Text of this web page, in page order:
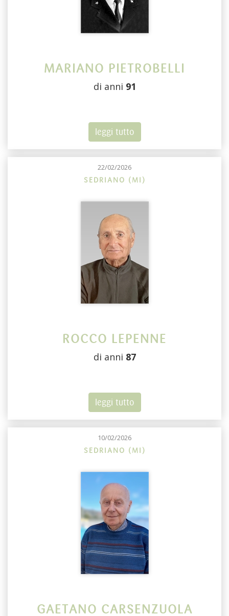
MARIANO PIETROBELLI
di anni 91
leggi tutto
22/02/2026
SEDRIANO (MI)
ROCCO LEPENNE
di anni 87
leggi tutto
10/02/2026
SEDRIANO (MI)
GAETANO CARSENZUOLA